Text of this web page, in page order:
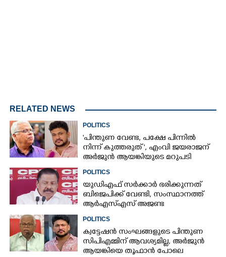
RELATED NEWS
POLITICS
"പിന്തുണ വേണ്ട,​ പക്ഷേ പിന്നിൽ
നിന്ന് കുത്തരുത് ", എംവി ജയരാജന്
അർജുൻ ആയങ്കിയുടെ മറുപടി
POLITICS
യുഡിഎഫ് സർക്കാർ ഭരിക്കുന്നത്
ബിജെപിക്ക് വേണ്ടി,​ സംസ്ഥാനത്ത്
ആർഎസ്എസ് അജണ്ട
POLITICS
ക്വട്ടേഷൻ സംഘങ്ങളുടെ പിന്തുണ
സിപിഎമ്മിന് ആവശ്യമില്ല, അർജുൻ
ആയങ്കിയെ തൂഫാൻ പോലെ